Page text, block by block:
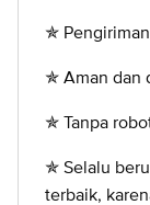
✯
✯ Aman dan
✯ Tanpa
✯ Selalu
terbaik,